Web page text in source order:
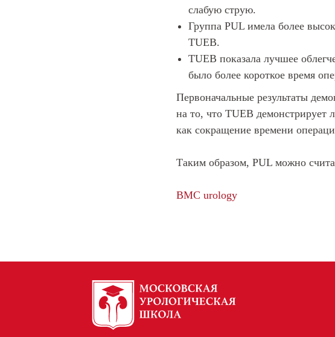
слабую струю.
Группа PUL имела более
TUEB.
TUEB показала лучшее
было более короткое время
Первоначальные результаты
на то, что TUEB демонстрирует
как сокращение времени
Таким образом, PUL можно
BMC urology